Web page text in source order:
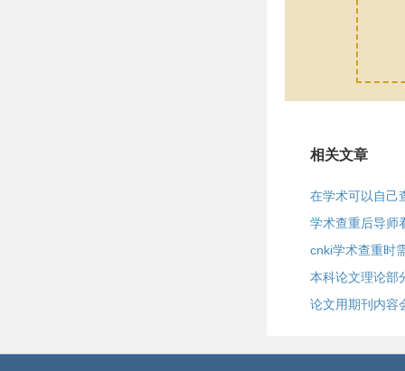
相关文章
在学术可以自己
学术查重后导师
cnki学术查重时
本科论文理论部
论文用期刊内容